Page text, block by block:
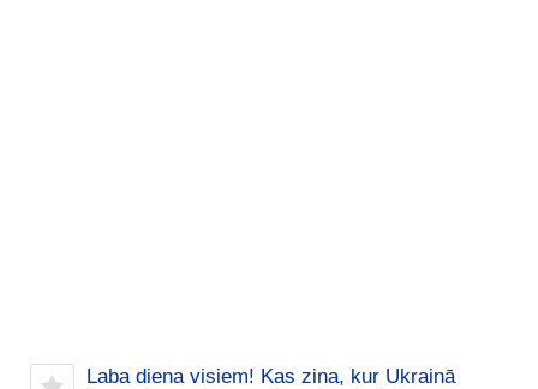
Laba diena visiem! Kas zina, kur Ukrainā